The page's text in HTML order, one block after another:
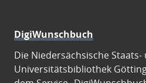
DigiWunschbuch
Die Niedersächsische Staats-
Universitätsbibliothek